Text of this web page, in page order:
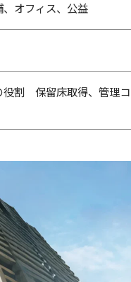
オフィス、公益
役割 保留床取得、管理コ